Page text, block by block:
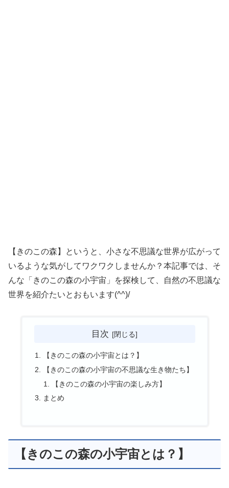
【きのこの森】というと、小さな不思議な世界が広がって
いるような気がしてワクワクしませんか？本記事では、そ
んな「きのこの森の小宇宙」を探検して、自然の不思議な
世界を紹介たいとおもいます(^^)/
目次
【きのこの森の小宇宙とは？】
【きのこの森の小宇宙の不思議な生き物たち】
【きのこの森の小宇宙の楽しみ方】
まとめ
【きのこの森の小宇宙とは？】